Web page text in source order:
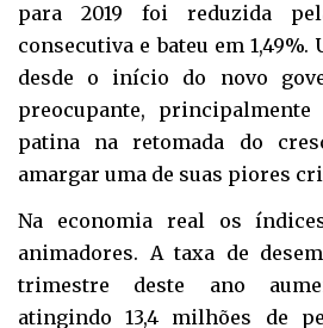
para 2019 foi reduzida
consecutiva e bateu em 1,49%.
desde o início do novo
preocupante,
patina na retomada do
amargar uma de suas piores
Na economia real os
animadores. A taxa de
trimestre deste ano
atingindo 13,4 milhões de